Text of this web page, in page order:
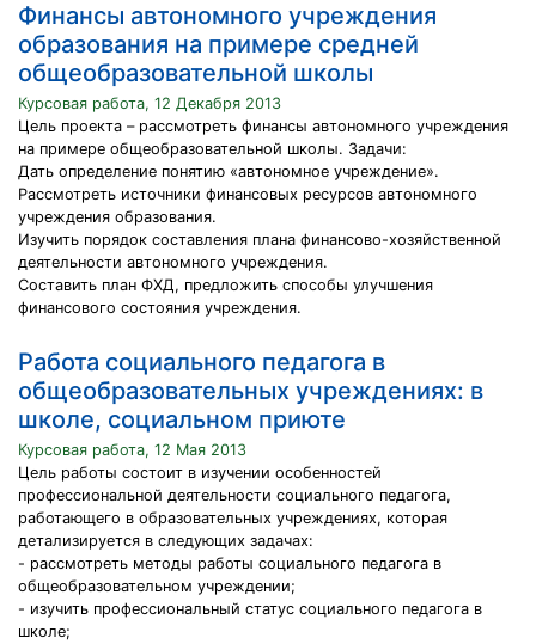
Финансы автономного учреждения
образования на примере средней
общеобразовательной школы
Курсовая работа, 12 Декабря 2013
Цель проекта – рассмотреть финансы автономного учреждения
на примере общеобразовательной школы. Задачи:
Дать определение понятию «автономное учреждение».
Рассмотреть источники финансовых ресурсов автономного
учреждения образования.
Изучить порядок составления плана финансово-хозяйственной
деятельности автономного учреждения.
Составить план ФХД, предложить способы улучшения
финансового состояния учреждения.
Работа социального педагога в
общеобразовательных учреждениях: в
школе, социальном приюте
Курсовая работа, 12 Мая 2013
Цель работы состоит в изучении особенностей
профессиональной деятельности социального педагога,
работающего в образовательных учреждениях, которая
детализируется в следующих задачах:
- рассмотреть методы работы социального педагога в
общеобразовательном учреждении;
- изучить профессиональный статус социального педагога в
школе;